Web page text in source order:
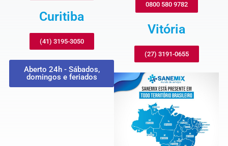
Curitiba
(41) 3195-3050
Aberto 24h - Sábados,
domingos e feriados
0800 580 9782
Vitória
(27) 3191-0655